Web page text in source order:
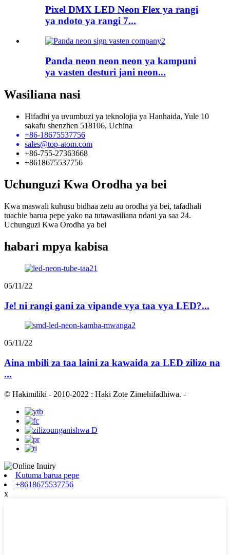
Pixel DMX LED Neon Flex ya rangi
ya ndoto ya rangi 7...
Panda neon neon neon ya kampuni
ya vasten desturi jani neon...
Wasiliana nasi
Hifadhi ya uvumbuzi ya teknolojia ya Hanhaida, Yule 10
sakafu shenzhen 518106, Uchina
+86-18675537756
sales@top-atom.com
+86-755-27363668
+8618675537756
Uchunguzi Kwa Orodha ya bei
Kwa maswali kuhusu bidhaa zetu au orodha ya bei, tafadhali
tuachie barua pepe yako na tutawasiliana ndani ya saa 24.
Uchunguzi Kwa Orodha ya bei
habari mpya kabisa
05/11/22
Je! ni rangi gani za vipande vya taa vya LED?...
05/11/22
Aina mbili za taa laini za kawaida za LED zilizo na
...
© Hakimiliki - 2010-2022 : Haki Zote Zimehifadhiwa. -
Kutuma barua pepe
+8618675537756
x